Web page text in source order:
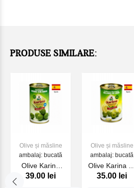
PRODUSE SIMILARE:
Olive și măsline
ambalaj: bucată
Olive Karina
Verde 370 ml
39.00 lei
Olive și măsline
ambalaj: bucată
Olive Karina cu
LAMAIE 290 ml
35.00 lei